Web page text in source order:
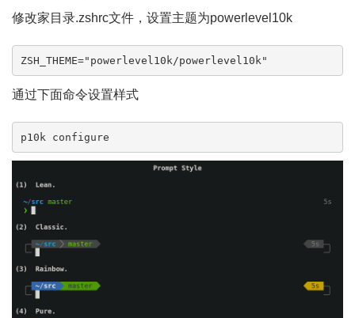
修改家目录.zshrc文件，设置主题为powerlevel10k
ZSH_THEME="powerlevel10k/powerlevel10k"
通过下面命令设置样式
p10k configure